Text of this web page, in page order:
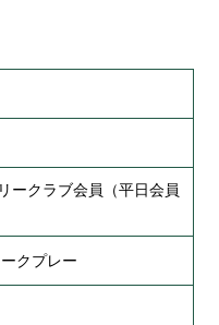
ークラブ会員（平日会員
クプレー